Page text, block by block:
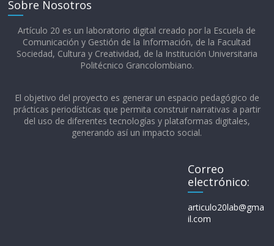
Sobre Nosotros
Artículo 20 es un laboratorio digital creado por la Escuela de
Comunicación y Gestión de la Información, de la Facultad
Sociedad, Cultura y Creatividad, de la Institución Universitaria
Politécnico Grancolombiano.​
El objetivo del proyecto es generar un espacio pedagógico de
prácticas periodísticas que permita construir narrativas a partir
del uso de diferentes tecnologías y plataformas digitales,
generando así un impacto social.
Correo
electrónico:
articulo20lab@gma
il.com